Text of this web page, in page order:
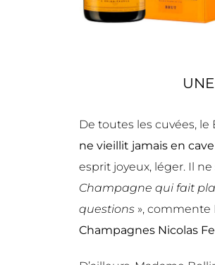
De toutes les cuvées, le
ne vieillit jamais en
esprit joyeux, léger. Il
Champagne qui fait
questions »,
Champagnes Nicolas